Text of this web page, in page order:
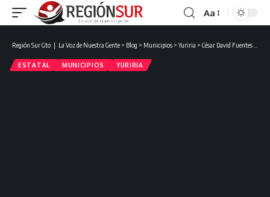
Aa
Región Sur Gto ❘ La Voz de Nuestra Gente > Blog > Municipios >Yuriria > César David Fuentes Alba asume el mando del 6º Regimiento Mecanizado: destaca la presencia de la alcaldesa de Yuriria.
ESTATAL MUNICIPIOS YURIRIA